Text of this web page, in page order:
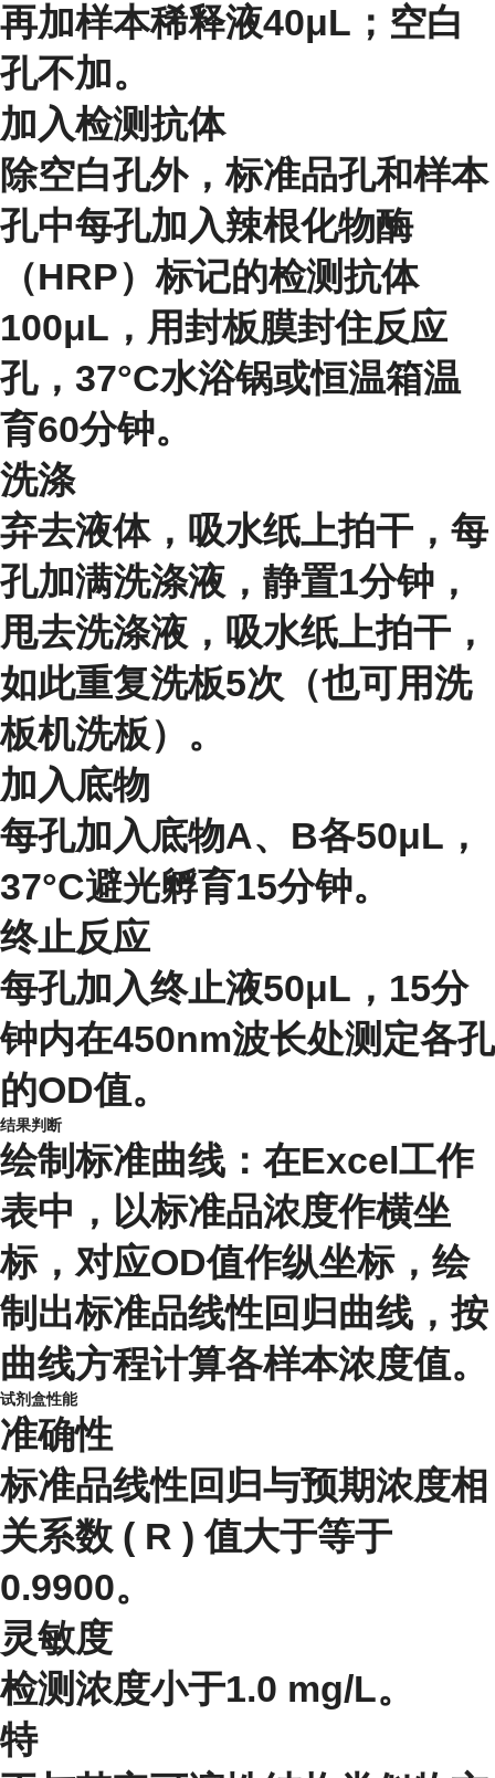
再加样本稀释液40μL；空白
孔不加。
加入检测抗体
除空白孔外，标准品孔和样本
孔中每孔加入辣根化物酶
（HRP）标记的检测抗体
100μL，用封板膜封住反应
孔，37°C水浴锅或恒温箱温
育60分钟。
洗涤
弃去液体，吸水纸上拍干，每
孔加满洗涤液，静置1分钟，
甩去洗涤液，吸水纸上拍干，
如此重复洗板5次（也可用洗
板机洗板）。
加入底物
每孔加入底物A、B各50μL，
37°C避光孵育15分钟。
终止反应
每孔加入终止液50μL，15分
钟内在450nm波长处测定各孔
的OD值。
结果判断
绘制标准曲线：在Excel工作
表中，以标准品浓度作横坐
标，对应OD值作纵坐标，绘
制出标准品线性回归曲线，按
曲线方程计算各样本浓度值。
试剂盒性能
准确性
标准品线性回归与预期浓度相
关系数 ( R ) 值大于等于
0.9900。
灵敏度
检测浓度小于1.0 mg/L。
特